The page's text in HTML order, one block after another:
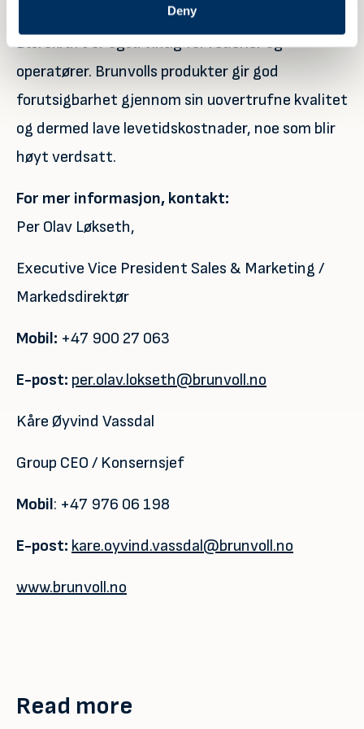
Deny
lavere utslipp for operatøren av disse fartøyene.
Bærekraft er også viktig for rederier og
operatører. Brunvolls produkter gir god
forutsigbarhet gjennom sin uovertrufne kvalitet
og dermed lave levetidskostnader, noe som blir
høyt verdsatt.
For mer informasjon, kontakt:
Per Olav Løkseth,
Executive Vice President Sales & Marketing /
Markedsdirektør
Mobil: +47 900 27 063
E-post: per.olav.lokseth@brunvoll.no
Kåre Øyvind Vassdal
Group CEO / Konsernsjef
Mobil: +47 976 06 198
E-post: kare.oyvind.vassdal@brunvoll.no
www.brunvoll.no
Read more